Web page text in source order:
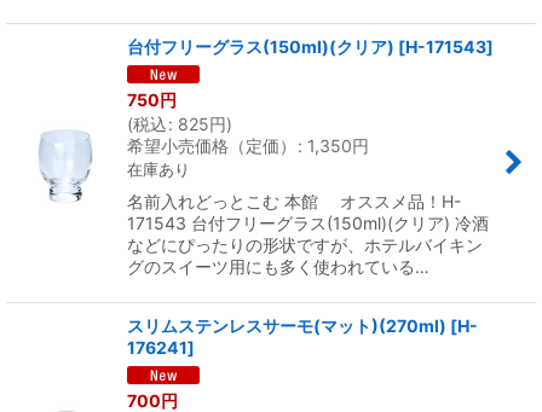
台付フリーグラス(150ml)(クリア) [H-171543]
750円
(税込: 825円)
希望小売価格（定価）
: 1,350円
在庫あり
名前入れどっとこむ 本館 オススメ品！H-
171543 台付フリーグラス(150ml)(クリア) 冷酒
などにぴったりの形状ですが、ホテルバイキン
グのスイーツ用にも多く使われている…
スリムステンレスサーモ(マット)(270ml) [H-
176241]
700円